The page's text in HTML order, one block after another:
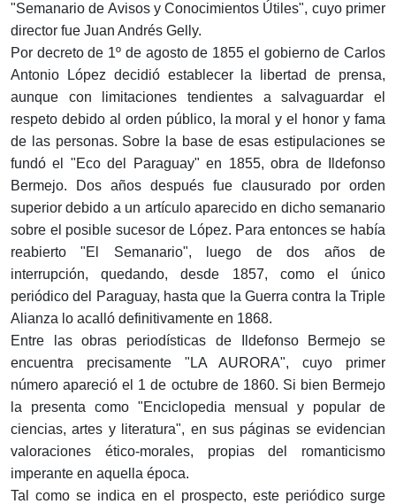
"Semanario de Avisos y Conocimientos Útiles", cuyo primer
director fue Juan Andrés Gelly.
Por decreto de 1º de agosto de 1855 el gobierno de Carlos
Antonio López decidió establecer la libertad de prensa,
aunque con limitaciones tendientes a salvaguardar el
respeto debido al orden público, la moral y el honor y fama
de las personas. Sobre la base de esas estipulaciones se
fundó el "Eco del Paraguay" en 1855, obra de Ildefonso
Bermejo. Dos años después fue clausurado por orden
superior debido a un artículo aparecido en dicho semanario
sobre el posible sucesor de López. Para entonces se había
reabierto "El Semanario", luego de dos años de
interrupción, quedando, desde 1857, como el único
periódico del Paraguay, hasta que la Guerra contra la Triple
Alianza lo acalló definitivamente en 1868.
Entre las obras periodísticas de Ildefonso Bermejo se
encuentra precisamente "LA AURORA", cuyo primer
número apareció el 1 de octubre de 1860. Si bien Bermejo
la presenta como "Enciclopedia mensual y popular de
ciencias, artes y literatura", en sus páginas se evidencian
valoraciones ético-morales, propias del romanticismo
imperante en aquella época.
Tal como se indica en el prospecto, este periódico surge